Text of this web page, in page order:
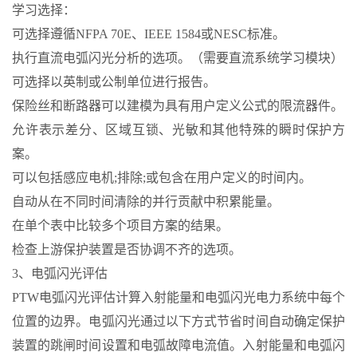
学习选择：
可选择遵循NFPA 70E、IEEE 1584或NESC标准。
执行直流电弧闪光分析的选项。（需要直流系统学习模块）
可选择以英制或公制单位进行报告。
保险丝和断路器可以建模为具有用户定义公式的限流器件。
允许表示差分、区域互锁、光敏和其他特殊的瞬时保护方
案。
可以包括感应电机;排除;或包含在用户定义的时间内。
自动从在不同时间清除的并行贡献中积累能量。
在单个表中比较多个项目方案的结果。
检查上游保护装置是否协调不齐的选项。
3、电弧闪光评估
PTW电弧闪光评估计算入射能量和电弧闪光电力系统中每个
位置的边界。电弧闪光通过以下方式节省时间自动确定保护
装置的跳闸时间设置和电弧故障电流值。入射能量和电弧闪